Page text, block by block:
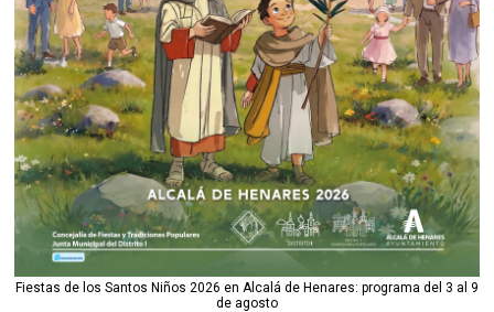
Fiestas de los Santos Niños 2026 en Alcalá de Henares: programa del 3 al 9
de agosto